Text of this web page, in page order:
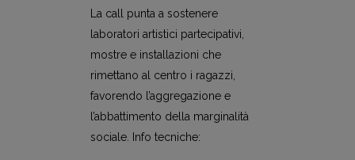
La call punta a sostenere
laboratori artistici partecipativi,
mostre e installazioni che
rimettano al centro i ragazzi,
favorendo l’aggregazione e
l’abbattimento della marginalità
sociale. Info tecniche: